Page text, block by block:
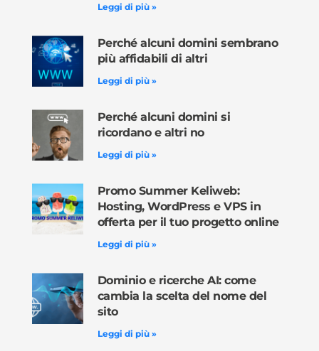
Leggi di più »
Perché alcuni domini sembrano
più affidabili di altri
Leggi di più »
Perché alcuni domini si
ricordano e altri no
Leggi di più »
Promo Summer Keliweb:
Hosting, WordPress e VPS in
offerta per il tuo progetto online
Leggi di più »
Dominio e ricerche AI: come
cambia la scelta del nome del
sito
Leggi di più »